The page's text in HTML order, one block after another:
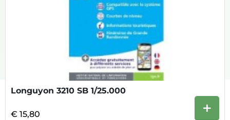
Longuyon 3210 SB 1/25.000
€ 15,80 +